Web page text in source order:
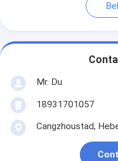
Mr. Du
18931701057
Cangzhoustad,